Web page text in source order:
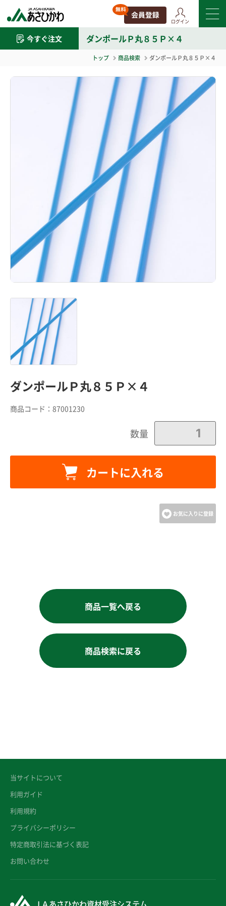
ログイン
今すぐ注文 ダンポールＰ丸８５Ｐ×４
トップ 商品検索 ダンポールＰ丸８５Ｐ×４
ダンポールＰ丸８５Ｐ×４
商品コード： 87001230
数量
カートに入れる
カートに追加しました。
カートへ進む
お気に入りに登録
商品一覧へ戻る
商品検索に戻る
当サイトについて
利用ガイド
利用規約
プライバシーポリシー
特定商取引法に基づく表記
お問い合わせ
ＪＡあさひかわ資材受注システム